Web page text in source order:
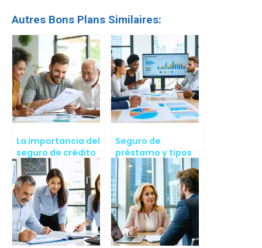
Autres Bons Plans Similaires:
La importancia del
seguro de crédito
Seguro de
préstamo y tipos
de interés